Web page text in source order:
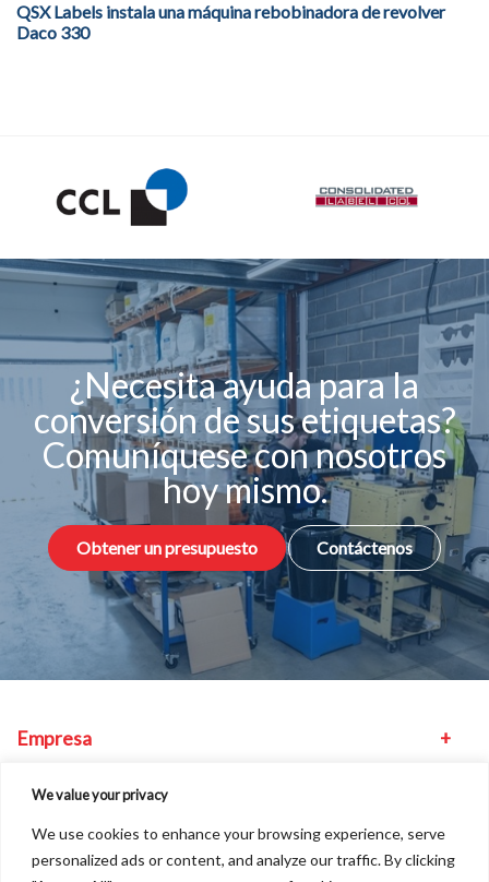
We value your privacy
We use cookies to enhance your browsing experience, serve
personalized ads or content, and analyze our traffic. By clicking
QSX Labels instala una máquina rebobinadora de revolver
Daco 330
¿Necesita ayuda para la
conversión de sus etiquetas?
Comuníquese con nosotros
hoy mismo.
Obtener un presupuesto Contáctenos
Empresa
Equipo
Otros